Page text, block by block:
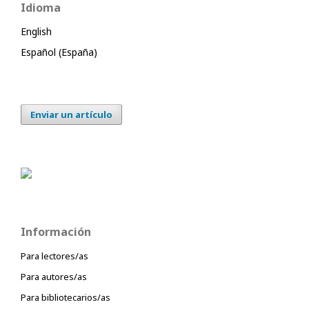
Idioma
English
Español (España)
Enviar un artículo
Información
Para lectores/as
Para autores/as
Para bibliotecarios/as